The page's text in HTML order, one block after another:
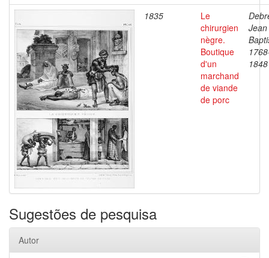
1835
Le
chirurgien
nègre.
Boutique
d'un
marchand
de viande
de porc
Jean
1848
Sugestões de pesquisa
Autor